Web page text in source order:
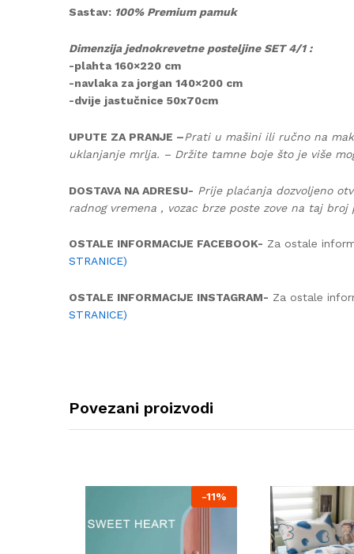
Sastav: 100% Premium pamuk
Dimenzija jednokrevetne posteljine SET 4/1 :
-plahta 160×220 cm
-navlaka za jorgan 140×200 cm
-dvije jastučnice 50x70cm
UPUTE ZA PRANJE –Prati u mašini ili ručno na
uklanjanje mrlja. – Držite tamne boje što je više
DOSTAVA NA ADRESU- Prije plaćanja dozvoljeno
radnog vremena , vozac brze poste zove na taj
OSTALE INFORMACIJE FACEBOOK- Za ostale
STRANICE)
OSTALE INFORMACIJE INSTAGRAM- Za ostale
STRANICE)
Povezani proizvodi
-11%